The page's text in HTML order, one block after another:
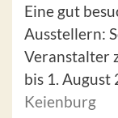
Eine gut
Ausstellern:
Veranstalter
bis 1. August
Keienburg